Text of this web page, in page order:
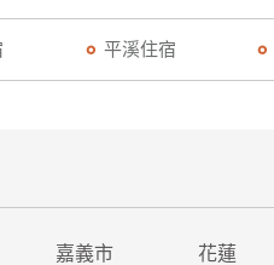
平溪住宿
嘉義市 花蓮